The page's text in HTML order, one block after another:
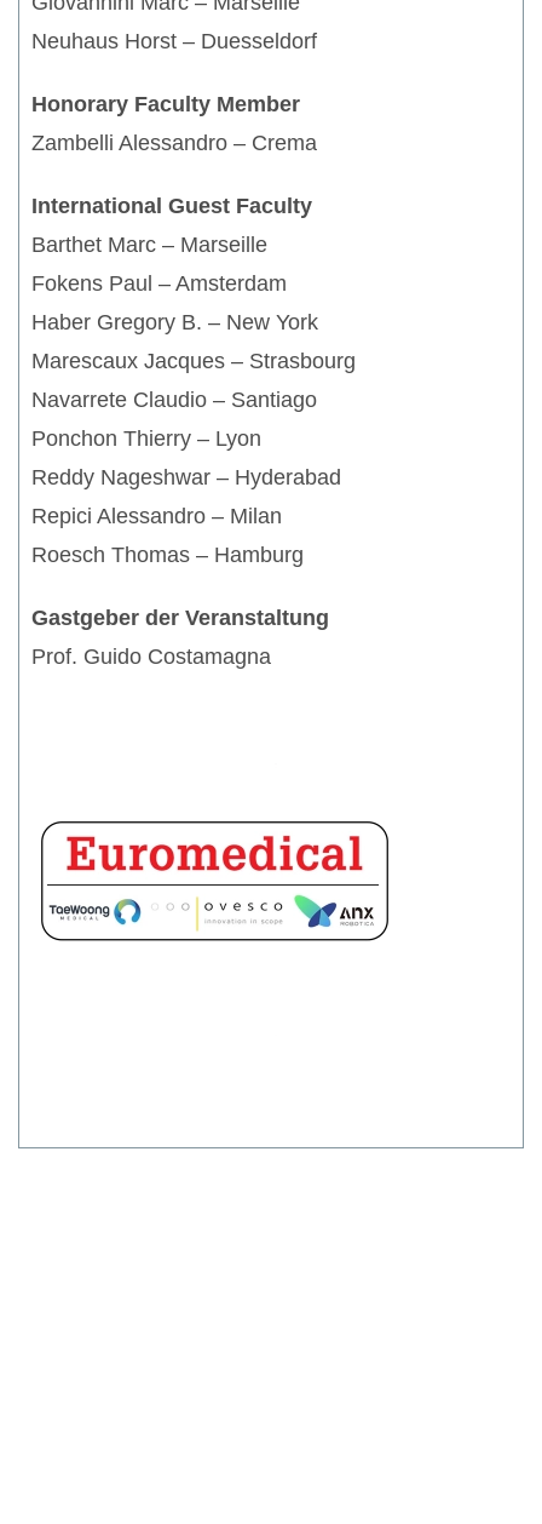
Neuhaus Horst – Duesseldorf
Honorary Faculty Member
Zambelli Alessandro – Crema
International Guest Faculty
Barthet Marc – Marseille
Fokens Paul – Amsterdam
Haber Gregory B. – New York
Marescaux Jacques – Strasbourg
Navarrete Claudio – Santiago
Ponchon Thierry – Lyon
Reddy Nageshwar – Hyderabad
Repici Alessandro – Milan
Roesch Thomas – Hamburg
Gastgeber der Veranstaltung
Prof. Guido Costamagna